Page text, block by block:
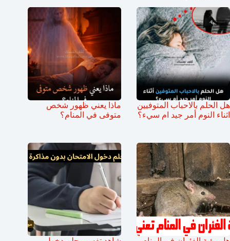
هل الحلم بالاحباب المتوفيين
اثناء النوم أمر جيد ام سيء؟
ماذا يعني ظهور شخص
متوفى في المنام؟